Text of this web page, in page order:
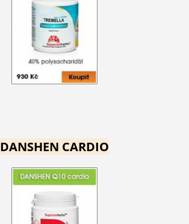
DANSHEN CARDIO